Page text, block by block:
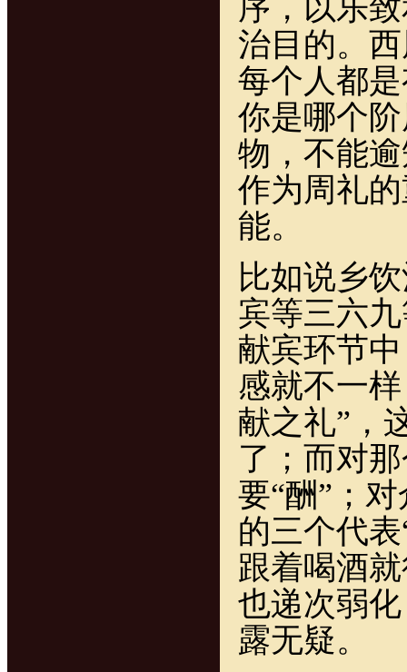
序，以乐
治目的。
每个人都
你是哪个
物，不能
作为周礼
能。
比如说乡
宾等三六
献宾环节
感就不一样
献之礼”，
了；而对
要“酬”；
的三个代
跟着喝酒
也递次弱
露无疑。